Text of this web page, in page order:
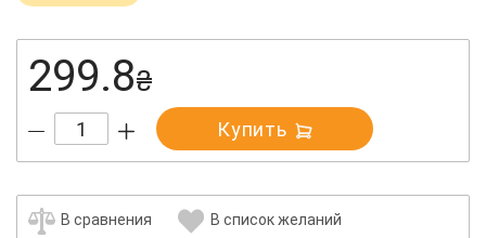
299.8₴
Купить
В сравнения В список желаний